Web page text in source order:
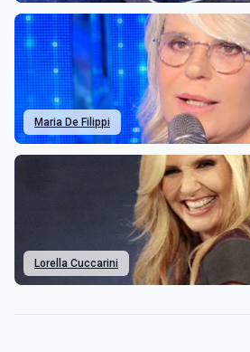
Maria De Filippi
Lorella Cuccarini